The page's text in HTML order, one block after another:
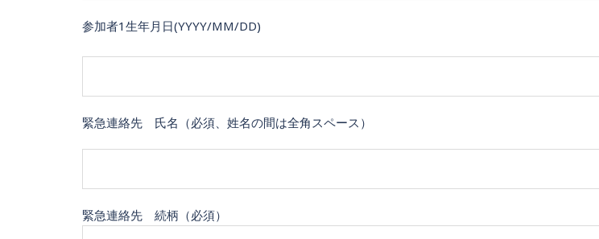
参加者1生年月日(YYYY/MM/DD)
緊急連絡先 氏名（必須、姓名の間は全角スペース）
緊急連絡先 続柄（必須）